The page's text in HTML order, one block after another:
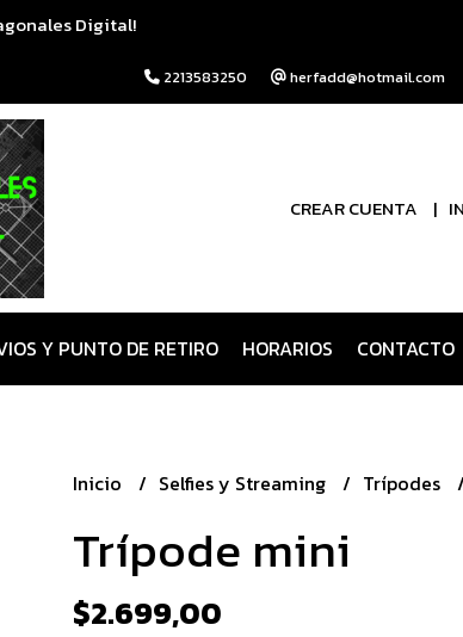
Digital!
2213583250 herfadd@hotmail.com
CREAR CUENTA
Y PUNTO DE RETIRO HORARIOS CONTACTO
Inicio Selfies y Streaming Trípodes
Trípode mini
$2.699,00